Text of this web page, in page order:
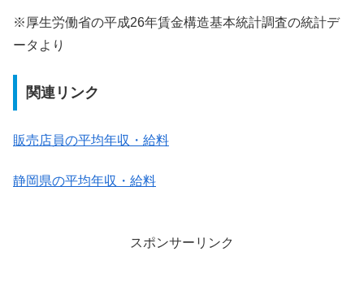
※厚生労働省の平成26年賃金構造基本統計調査の統計デ
ータより
関連リンク
販売店員の平均年収・給料
静岡県の平均年収・給料
スポンサーリンク